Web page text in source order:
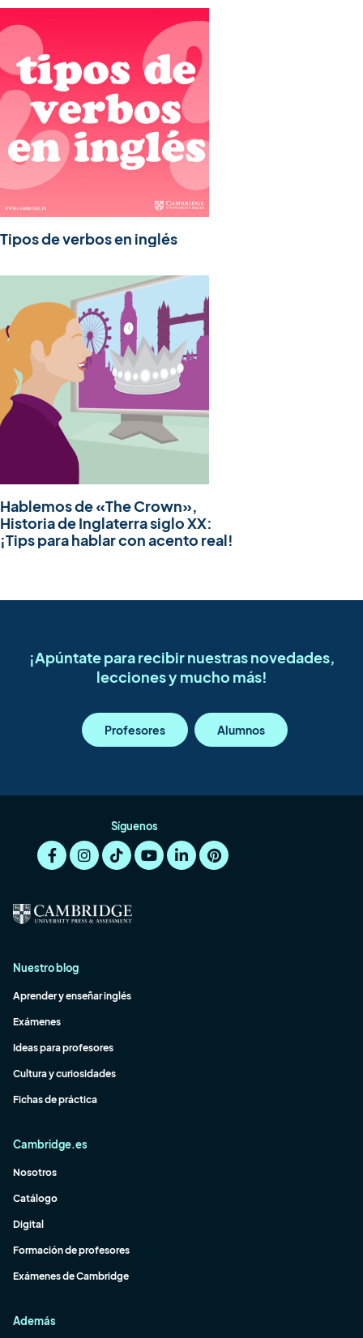
Tipos de verbos en inglés
Hablemos de «The Crown»,
Historia de Inglaterra siglo XX:
¡Tips para hablar con acento real!
¡Apúntate para recibir nuestras novedades,
lecciones y mucho más!
Profesores Alumnos
Síguenos
Nuestro blog
Aprender y enseñar inglés
Exámenes
Ideas para profesores
Cultura y curiosidades
Fichas de práctica
Cambridge.es
Nosotros
Catálogo
Digital
Formación de profesores
Exámenes de Cambridge
Además